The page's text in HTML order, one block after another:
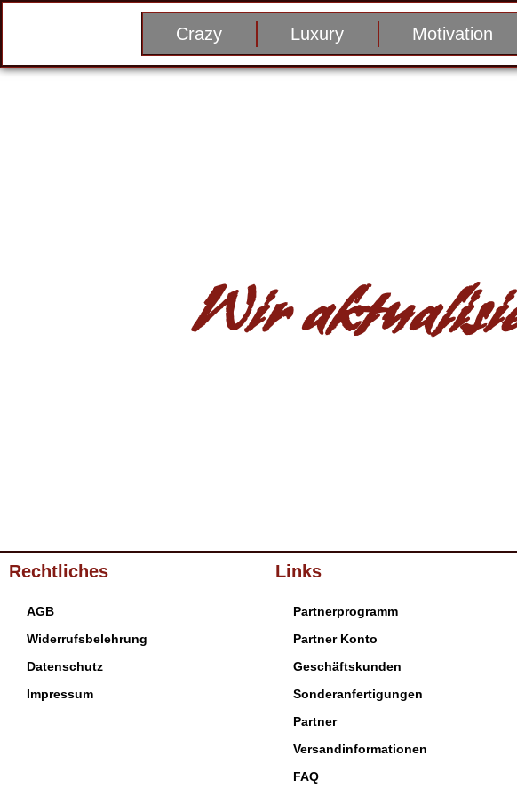
Crazy Luxury Motivation
Wir
Rechtliches
AGB
Widerrufsbelehrung
Datenschutz
Impressum
Links
Partnerprogramm
Partner Konto
Geschäftskunden
Sonderanfertigungen
Partner
Versandinformationen
FAQ